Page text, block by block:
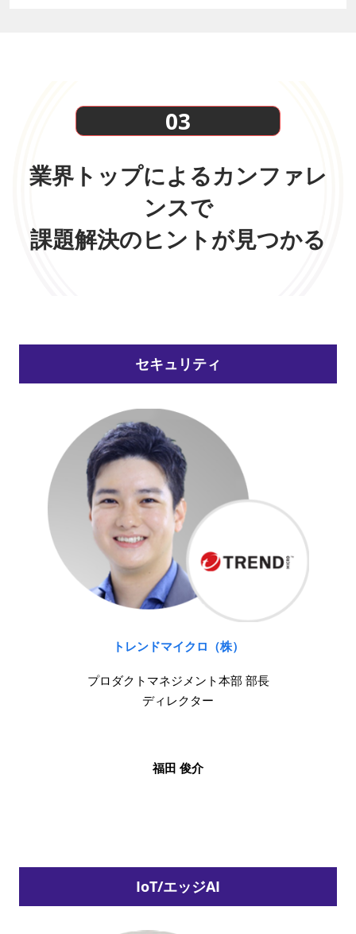
03
業界トップによるカンファレ
ンスで
課題解決のヒントが見つかる
セキュリティ
トレンドマイクロ（株）
プロダクトマネジメント本部 部長
ディレクター
福田 俊介
IoT/エッジAI